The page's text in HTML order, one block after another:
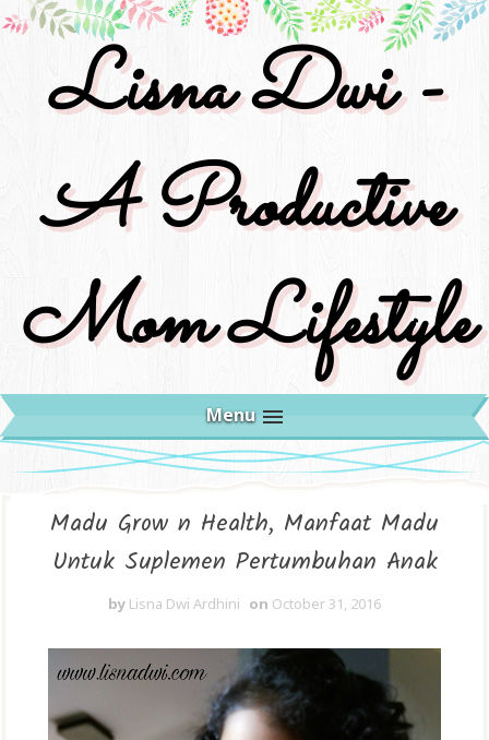
Lisna Dwi -
A Productive
Mom Lifestyle
Menu
Madu Grow n Health, Manfaat Madu
Untuk Suplemen Pertumbuhan Anak
by Lisna Dwi Ardhini on October 31, 2016